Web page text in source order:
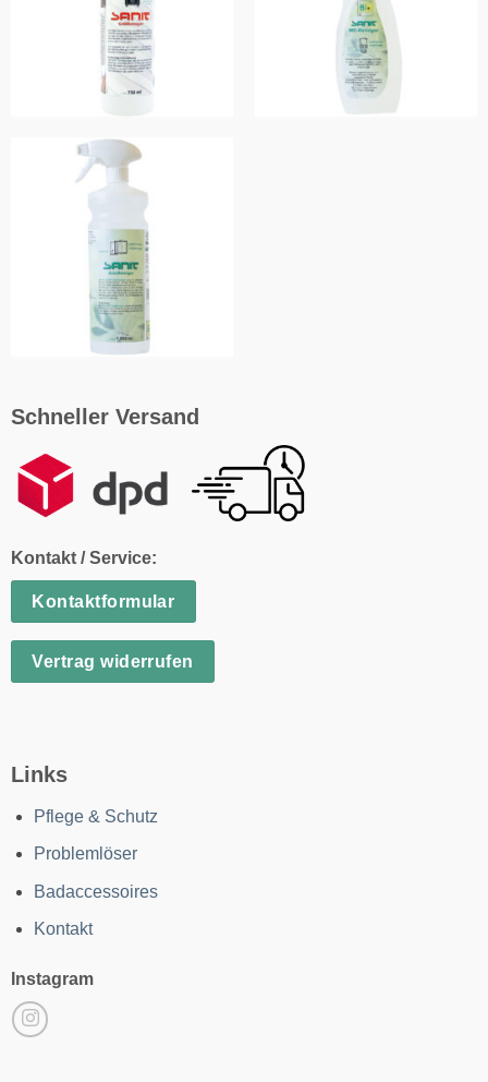
Schneller Versand
Kontakt / Service:
Kontaktformular
Vertrag widerrufen
Links
Pflege & Schutz
Problemlöser
Badaccessoires
Kontakt
Instagram